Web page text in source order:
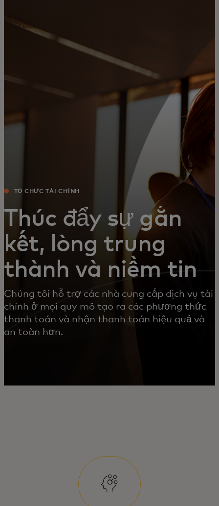
Dành cho doanh nghiệp
Dành cho nhà đổi mới
TỔ CHỨC TÀI CHÍNH
Thúc đẩy sự gắn
kết, lòng trung
thành và niềm tin
Chúng tôi hỗ trợ các nhà cung cấp dịch vụ tài
chính ở mọi quy mô tạo ra các phương thức
thanh toán và nhận thanh toán hiệu quả và
an toàn hơn.